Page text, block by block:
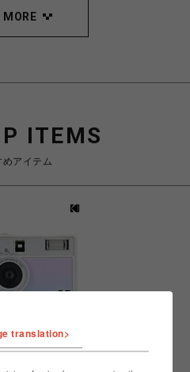
MORE
ITEMS
めアイテム
translation>